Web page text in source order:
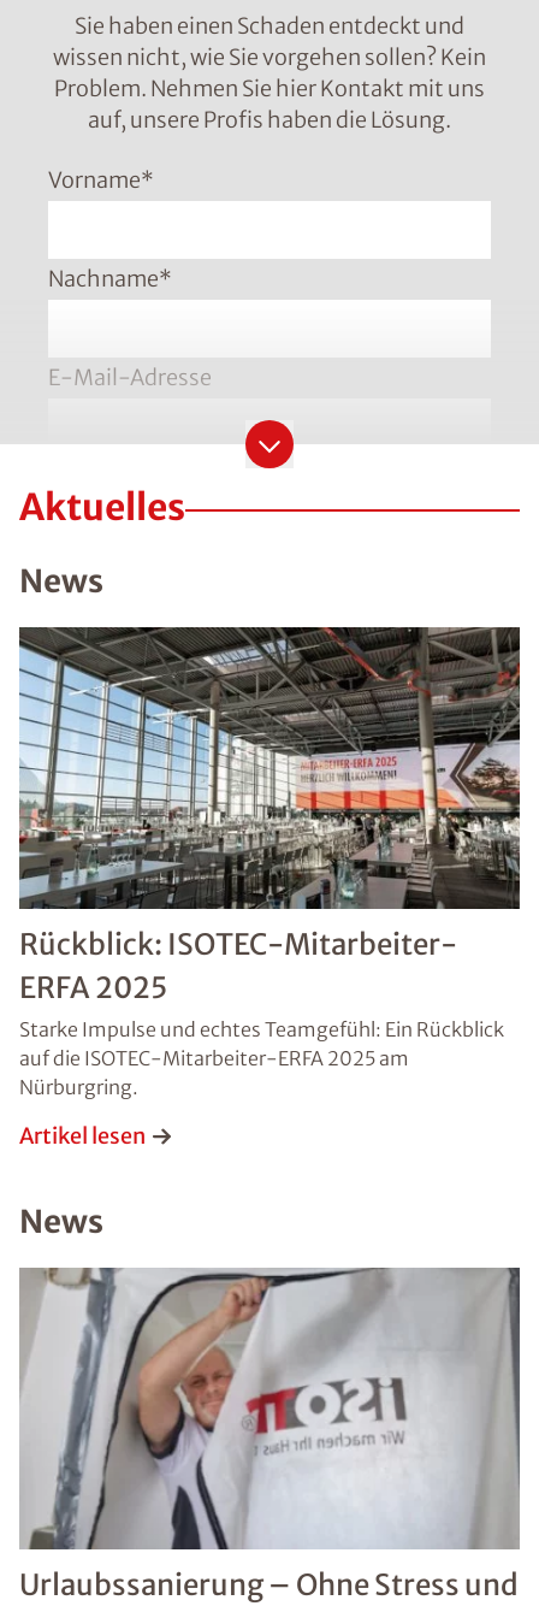
Sie haben einen Schaden entdeckt und
wissen nicht, wie Sie vorgehen sollen? Kein
Problem. Nehmen Sie hier Kontakt mit uns
auf, unsere Profis haben die Lösung.
Vorname*
Nachname*
E-Mail-Adresse
Bitte geben Sie die Telefonnummer im Format
PLZ*
Ort*
Schaden
Nachricht
Bild hochladen
MB)
*Pflichtangaben. Ihre Daten werden von uns stets
vertraulich behandelt.
Datenschutz*
Datenschutzhinweis
Absenden
Aktuelles
News
Rückblick: ISOTEC-Mitarbeiter-
ERFA 2025
Starke Impulse und echtes Teamgefühl: Ein Rückblick
auf die ISOTEC-Mitarbeiter-ERFA 2025 am
Nürburgring.
Artikel lesen
News
Urlaubssanierung – Ohne Stress und